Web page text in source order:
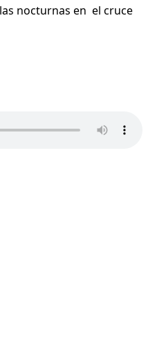
nocturnas en el cruce